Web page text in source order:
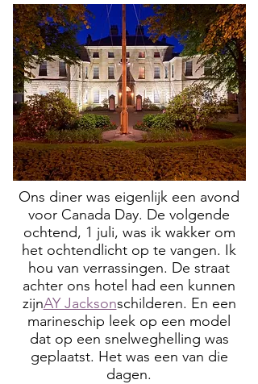
Ons diner was eigenlijk een avond
voor Canada Day. De volgende
ochtend, 1 juli, was ik wakker om
het ochtendlicht op te vangen. Ik
hou van verrassingen. De straat
achter ons hotel had een kunnen
zijnAY Jacksonschilderen. En een
marineschip leek op een model
dat op een snelweghelling was
geplaatst. Het was een van die
dagen.